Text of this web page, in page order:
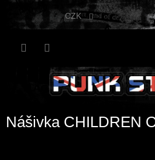
Přejít
CZK
Nášivka CHILDREN